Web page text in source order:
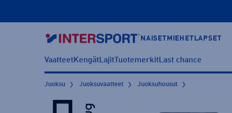
NAISET MIEHET LAPSET
VaatteetKengätLajitTuotemerkitLast chance
Juoksu Juoksuvaatteet Juoksuhousut